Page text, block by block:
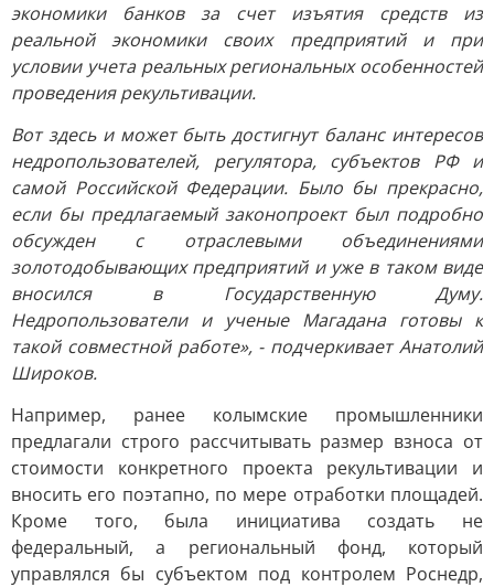
экономики банков за счет изъятия средств из
реальной экономики своих предприятий и при
условии учета реальных региональных особенностей
проведения рекультивации.
Вот здесь и может быть достигнут баланс интересов
недропользователей, регулятора, субъектов РФ и
самой Российской Федерации. Было бы прекрасно,
если бы предлагаемый законопроект был подробно
обсужден с отраслевыми объединениями
золотодобывающих предприятий и уже в таком виде
вносился в Государственную Думу.
Недропользователи и ученые Магадана готовы к
такой совместной работе», - подчеркивает Анатолий
Широков.
Например, ранее колымские промышленники
предлагали строго рассчитывать размер взноса от
стоимости конкретного проекта рекультивации и
вносить его поэтапно, по мере отработки площадей.
Кроме того, была инициатива создать не
федеральный, а региональный фонд, который
управлялся бы субъектом под контролем Роснедр,